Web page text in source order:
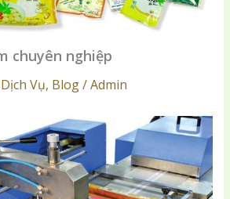
chuyên nghiệp
Vụ, Blog / Admin